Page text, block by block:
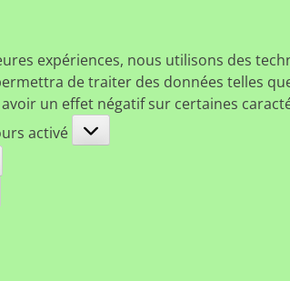
expériences, nous utilisons des
de traiter des données telles
un effet négatif sur certaines
activé